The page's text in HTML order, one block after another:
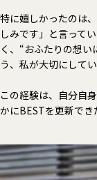
特に嬉しかったのは
しみです」と言って
く、“おふたりの想
う、私が大切にして
この経験は、自分自
かにBESTを更新でき